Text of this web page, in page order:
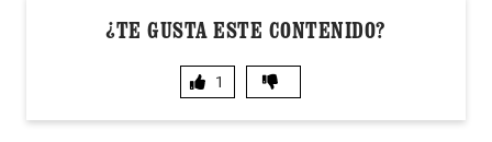
¿TE GUSTA ESTE CONTENIDO?
1